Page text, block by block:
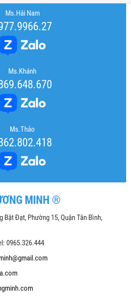
Ms.Hải Nam
Ms.Khánh
Ms.Thảo
MINH ®
Đạt, Phường 15, Quận Tân Bình,
0965.326.444